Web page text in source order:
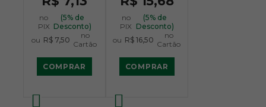
no
PIX
(5% de
Desconto)
ou R$ 7,50
no
Cartão
COMPRAR
no
PIX
(5% de
Desconto)
ou R$ 16,50
no
Cartão
COMPRAR